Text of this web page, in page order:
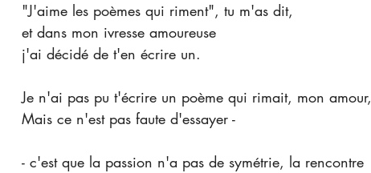
"J'aime les poèmes qui riment", tu m'as dit,
et dans mon ivresse amoureuse
j'ai décidé de t'en écrire un.
Je n'ai pas pu t'écrire un poème qui rimait, mon amour,
Mais ce n'est pas faute d'essayer -
- c'est que la passion n'a pas de symétrie, la rencontre